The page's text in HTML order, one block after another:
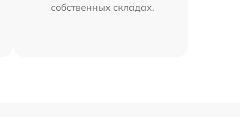
собственных складах.